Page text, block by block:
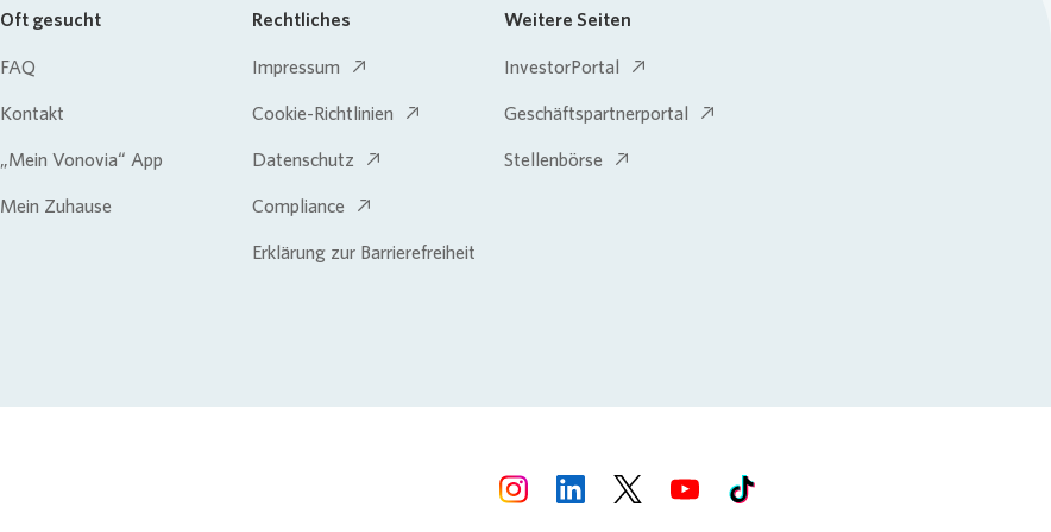
Oft gesucht
FAQ
Kontakt
„Mein Vonovia“ App
Mein Zuhause
Rechtliches
Impressum
Cookie-Richtlinien
Datenschutz
Compliance
Erklärung zur Barrierefreiheit
Weitere Seiten
InvestorPortal
Geschäftspartnerportal
Stellenbörse